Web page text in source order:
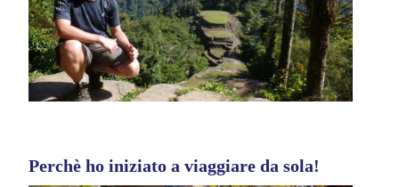
Perchè ho iniziato a viaggiare da sola!